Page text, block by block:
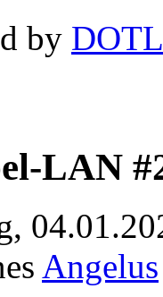
by
LAN
Angelus